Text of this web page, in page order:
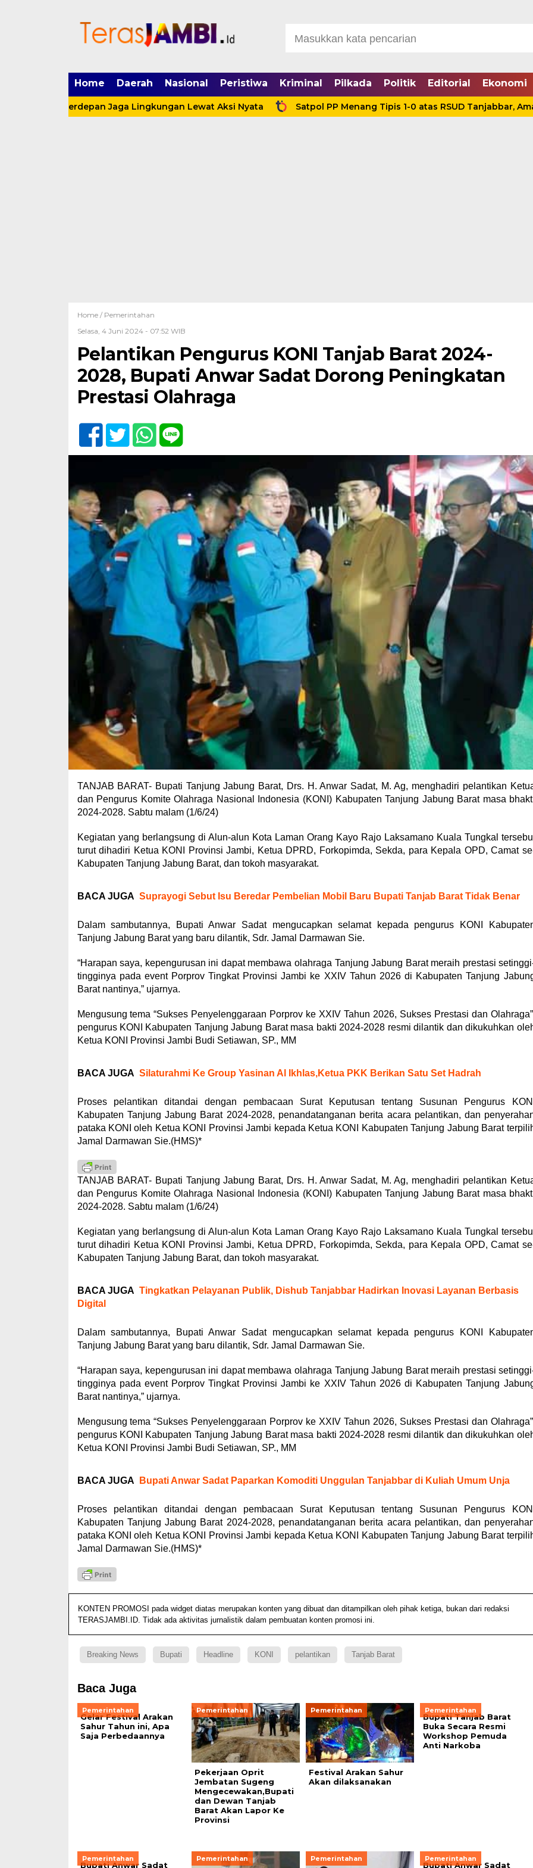
Home Daerah Nasional Peristiwa Kriminal Pilkada Politik Editorial Ekonomi
Terdepan Jaga Lingkungan Lewat Aksi Nyata Satpol PP Menang Tipis 1-0 atas RSUD Tanjabbar, Amankan
Home / Pemerintahan
Selasa, 4 Juni 2024 - 07:52 WIB
Pelantikan Pengurus KONI Tanjab Barat 2024-
2028, Bupati Anwar Sadat Dorong Peningkatan
Prestasi Olahraga
TANJAB BARAT- Bupati Tanjung Jabung Barat, Drs. H. Anwar Sadat, M. Ag, menghadiri pelantikan
dan Pengurus Komite Olahraga Nasional Indonesia (KONI) Kabupaten Tanjung Jabung Barat masa
2024-2028. Sabtu malam (1/6/24)
Kegiatan yang berlangsung di Alun-alun Kota Laman Orang Kayo Rajo Laksamano Kuala Tungkal
turut dihadiri Ketua KONI Provinsi Jambi, Ketua DPRD, Forkopimda, Sekda, para Kepala OPD, Camat
Kabupaten Tanjung Jabung Barat, dan tokoh masyarakat.
BACA JUGA Suprayogi Sebut Isu Beredar Pembelian Mobil Baru Bupati Tanjab Barat Tidak Benar
Dalam sambutannya, Bupati Anwar Sadat mengucapkan selamat kepada pengurus KONI
Tanjung Jabung Barat yang baru dilantik, Sdr. Jamal Darmawan Sie.
“Harapan saya, kepengurusan ini dapat membawa olahraga Tanjung Jabung Barat meraih prestasi
tingginya pada event Porprov Tingkat Provinsi Jambi ke XXIV Tahun 2026 di Kabupaten Tanjung
Barat nantinya,” ujarnya.
Mengusung tema “Sukses Penyelenggaraan Porprov ke XXIV Tahun 2026, Sukses Prestasi dan
pengurus KONI Kabupaten Tanjung Jabung Barat masa bakti 2024-2028 resmi dilantik dan dikukuhkan
Ketua KONI Provinsi Jambi Budi Setiawan, SP., MM
BACA JUGA Silaturahmi Ke Group Yasinan Al Ikhlas,Ketua PKK Berikan Satu Set Hadrah
Proses pelantikan ditandai dengan pembacaan Surat Keputusan tentang Susunan Pengurus
Kabupaten Tanjung Jabung Barat 2024-2028, penandatanganan berita acara pelantikan, dan
pataka KONI oleh Ketua KONI Provinsi Jambi kepada Ketua KONI Kabupaten Tanjung Jabung Barat
Jamal Darmawan Sie.(HMS)*
TANJAB BARAT- Bupati Tanjung Jabung Barat, Drs. H. Anwar Sadat, M. Ag, menghadiri pelantikan
dan Pengurus Komite Olahraga Nasional Indonesia (KONI) Kabupaten Tanjung Jabung Barat masa
2024-2028. Sabtu malam (1/6/24)
Kegiatan yang berlangsung di Alun-alun Kota Laman Orang Kayo Rajo Laksamano Kuala Tungkal
turut dihadiri Ketua KONI Provinsi Jambi, Ketua DPRD, Forkopimda, Sekda, para Kepala OPD, Camat
Kabupaten Tanjung Jabung Barat, dan tokoh masyarakat.
BACA JUGA Tingkatkan Pelayanan Publik, Dishub Tanjabbar Hadirkan Inovasi Layanan Berbasis
Digital
Dalam sambutannya, Bupati Anwar Sadat mengucapkan selamat kepada pengurus KONI
Tanjung Jabung Barat yang baru dilantik, Sdr. Jamal Darmawan Sie.
“Harapan saya, kepengurusan ini dapat membawa olahraga Tanjung Jabung Barat meraih prestasi
tingginya pada event Porprov Tingkat Provinsi Jambi ke XXIV Tahun 2026 di Kabupaten Tanjung
Barat nantinya,” ujarnya.
Mengusung tema “Sukses Penyelenggaraan Porprov ke XXIV Tahun 2026, Sukses Prestasi dan
pengurus KONI Kabupaten Tanjung Jabung Barat masa bakti 2024-2028 resmi dilantik dan dikukuhkan
Ketua KONI Provinsi Jambi Budi Setiawan, SP., MM
BACA JUGA Bupati Anwar Sadat Paparkan Komoditi Unggulan Tanjabbar di Kuliah Umum Unja
Proses pelantikan ditandai dengan pembacaan Surat Keputusan tentang Susunan Pengurus
Kabupaten Tanjung Jabung Barat 2024-2028, penandatanganan berita acara pelantikan, dan
pataka KONI oleh Ketua KONI Provinsi Jambi kepada Ketua KONI Kabupaten Tanjung Jabung Barat
Jamal Darmawan Sie.(HMS)*
KONTEN PROMOSI pada widget diatas merupakan konten yang dibuat dan ditampilkan oleh pihak ketiga, bukan dari redaksi
TERASJAMBI.ID. Tidak ada aktivitas jurnalistik dalam pembuatan konten promosi ini.
Breaking News Bupati Headline KONI pelantikan Tanjab Barat
Baca Juga
Pemerintahan
Gelar Festival Arakan
Sahur Tahun ini, Apa
Saja Perbedaannya
Pemerintahan
Pekerjaan Oprit
Jembatan Sugeng
Mengecewakan,Bupati
dan Dewan Tanjab
Barat Akan Lapor Ke
Provinsi
Pemerintahan
Festival Arakan Sahur
Akan dilaksanakan
Pemerintahan
Bupati Tanjab Barat
Buka Secara Resmi
Workshop Pemuda
Anti Narkoba
Pemerintahan
Bupati Anwar Sadat
Pemerintahan Pemerintahan Pemerintahan
Bupati Anwar Sadat